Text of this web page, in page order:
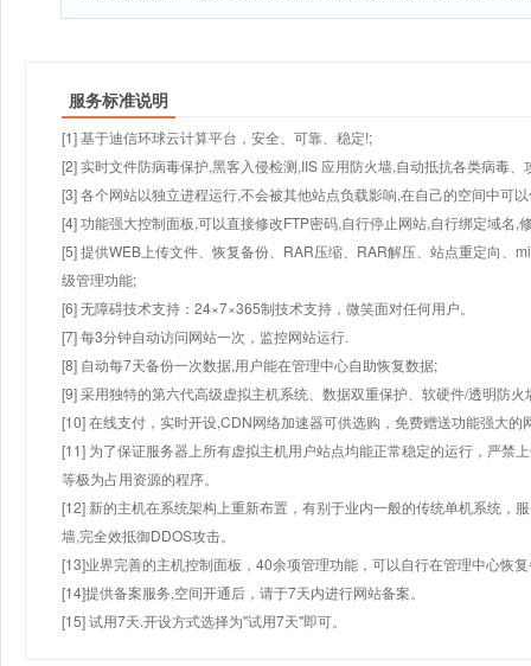
服务标准说明
[1] 基于迪信环球云计算平台，安全、可靠、稳定!;
[2] 实时文件防病毒保护,黑客入侵检测,IIS 应用防火墙,自动抵抗各类病毒、
[3] 各个网站以独立进程运行,不会被其他站点负载影响,在自己的空间中可
[4] 功能强大控制面板,可以直接修改FTP密码,自行停止网站,自行绑定域名,
[5] 提供WEB上传文件、恢复备份、RAR压缩、RAR解压、站点重定向、
级管理功能;
[6] 无障碍技术支持：24×7×365制技术支持，微笑面对任何用户。
[7] 每3分钟自动访问网站一次，监控网站运行.
[8] 自动每7天备份一次数据,用户能在管理中心自助恢复数据;
[9] 采用独特的第六代高级虚拟主机系统、数据双重保护、软硬件/透明防火
[10] 在线支付，实时开设,CDN网络加速器可供选购，免费赠送功能强大
[11] 为了保证服务器上所有虚拟主机用户站点均能正常稳定的运行，严禁
等极为占用资源的程序。
[12] 新的主机在系统架构上重新布置，有别于业内一般的传统单机系统，
墙,完全效抵御DDOS攻击。
[13]业界完善的主机控制面板，40余项管理功能，可以自行在管理中心恢
[14]提供备案服务,空间开通后，请于7天内进行网站备案。
[15] 试用7天.开设方式选择为"试用7天"即可。